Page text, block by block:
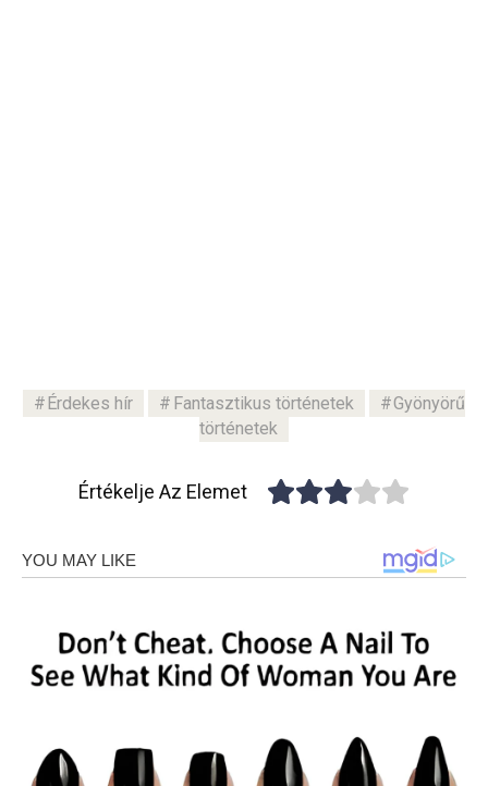
Érdekes hír Fantasztikus történetek
Gyönyörű
történetek
Értékelje Az Elemet